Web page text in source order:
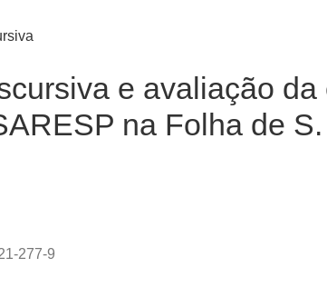
e avaliação
na Folha de
277-9